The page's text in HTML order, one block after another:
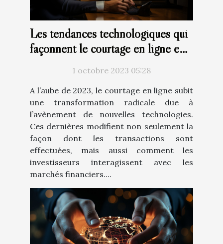
Les tendances technologiques qui
façonnent le courtage en ligne en
1 octobre 2023 05:28
A l’aube de 2023, le courtage en ligne subit
une transformation radicale due à
l’avènement de nouvelles technologies.
Ces dernières modifient non seulement la
façon dont les transactions sont
effectuées, mais aussi comment les
investisseurs interagissent avec les
marchés financiers....